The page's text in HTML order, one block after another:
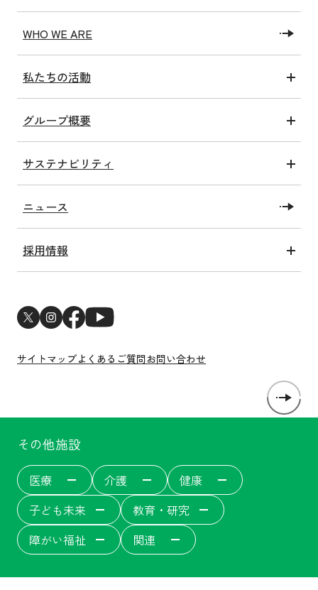
サイトマップよくあるご質問お問い合わせ
WHO WE ARE
私たちの活動
医療アクト
介護アクト
健康アクト
子ども未来アクト
障がい福祉アクト
グループ概要
グループ情報
沿革
私たちの施設
社会福祉法人洛和福祉会
サステナビリティ
トップコミットメント
SDGsへの取り組み
洛和会健康経営宣言
ESGへの取り組み
ニュース
採用情報
新卒採用
医師・研修医採用
その他施設
医療 介護
健康
子ども未来
教育・研究
障がい福祉
関連
洛和会音羽病院 洛和会丸太町病院
介護サービス 介護付有料老人ホーム
洛和会音羽病院健診センター
洛和東桂坂保育園 洛和桂小規模保育園
洛和会京都看護学校
障がい者福祉施設 障がい者就労支援事業所
居宅介護支援事業[ウェルネット]